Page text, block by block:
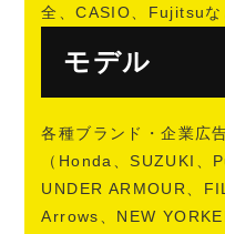
全、CASIO、Fujitsuな
モデル
各種ブランド・企業広
（Honda、SUZUKI、
UNDER ARMOUR、
Arrows、NEW